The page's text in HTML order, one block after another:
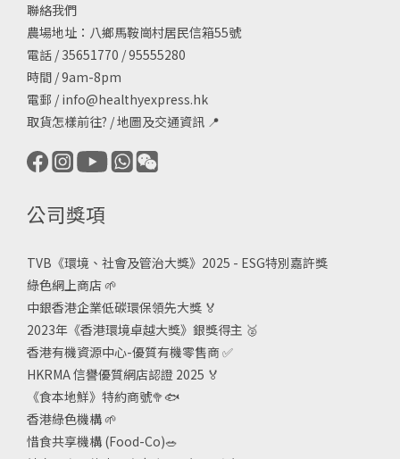
聯絡我們
農場地址：八鄉馬鞍崗村居民信箱55號
電話 / 35651770 / 95555280
時間 / 9am-8pm
電郵 / info@healthyexpress.hk
取貨怎樣前往? /地圖及交通資訊 📍
公司獎項
TVB《環境、社會及管治大獎》2025 - ESG特別嘉許獎
綠色網上商店 🌱
中銀香港企業低碳環保領先大獎 🏅
2023年《香港環境卓越大獎》銀獎得主 🥈
香港有機資源中心-優質有機零售商✅
HKRMA 信譽優質網店認證 2025 🏅
《食本地鮮》特約商號🥦🐟
香港綠色機構 🌱
惜食共享機構 (Food-Co)🥗